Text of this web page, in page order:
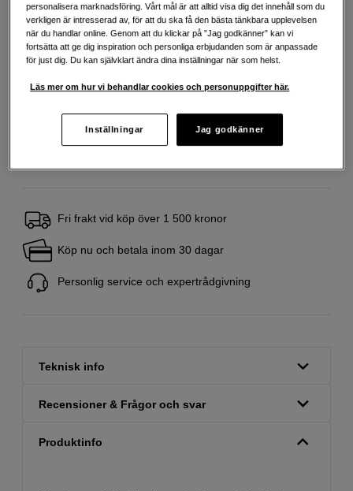
Om du inte kan betala tillbaka skulden i tid
riskerar du en betalningsanmärkning. Det kan leda till svårigheter att få hyra
bostad, teckna abonnemang och få nya lån. För stöd, vänd dig till budget-
och skuldrådgivningen i din kommun. Kontaktuppgifter finns på
konsumentverket.se (öppnas i ny flik)
Produktblad
Fri frakt vid köp över 1 500 kronor
Köp nu och betala inom 30 dagar
Personlig service och expertrådgivning
Teknisk info
Recensioner & Frågor och svar
Produktinfo
personalisera marknadsföring. Vårt mål är att alltid visa dig det innehåll som du
verkligen är intresserad av, för att du ska få den bästa tänkbara upplevelsen
när du handlar online. Genom att du klickar på ”Jag godkänner” kan vi
fortsätta att ge dig inspiration och personliga erbjudanden som är anpassade
för just dig. Du kan självklart ändra dina inställningar när som helst.
Läs mer om hur vi behandlar cookies och personuppgifter här.
Inställningar Jag godkänner